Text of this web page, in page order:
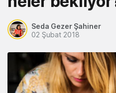
Seda Gezer Şahiner
02 Şubat 2018